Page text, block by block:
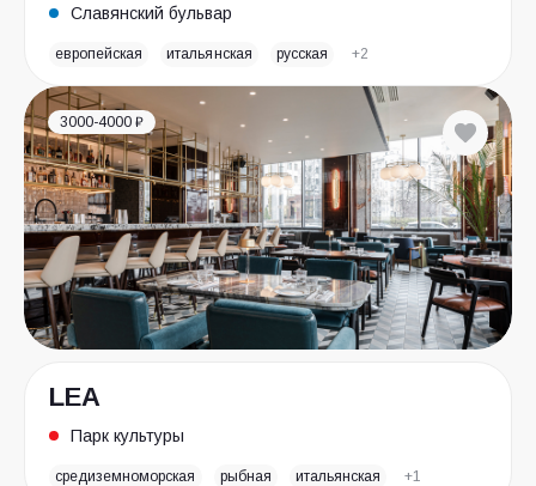
Славянский бульвар
европейская итальянская русская +2
3000-4000 ₽
LEA
Парк культуры
средиземноморская рыбная итальянская +1